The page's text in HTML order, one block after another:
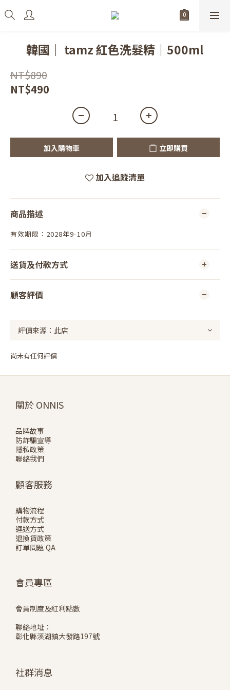
韓國｜ tamz 紅色洗髮精｜500ml
NT$890
NT$490
加入購物車 立即購買
加入追蹤清單
商品描述
有效期限：2028年9-10月
送貨及付款方式
顧客評價
尚未有任何評價
關於 ONNIS
品牌故事
防詐騙宣導
隱私政策
聯絡我們
顧客服務
購物流程
付款方式
運送方式
退換貨政策
訂單問題 QA
會員專區
會員制度及紅利點數
聯絡地址：
彰化縣溪湖鎮大發路197號
社群消息